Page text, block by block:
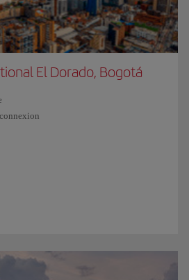
El Dorado, Bogotá